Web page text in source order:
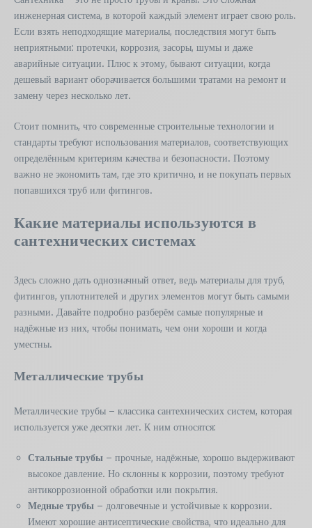
инженерная система, в которой каждый элемент играет свою роль.
Если взять неподходящие материалы, последствия могут быть
неприятными: протечки, коррозия, засоры, шумы и даже
аварийные ситуации. Плюс к этому, бывают ситуации, когда
дешевый вариант оборачивается большими тратами на ремонт и
замену через несколько лет.
Стоит помнить, что современные строительные технологии и
стандарты требуют использования материалов, соответствующих
определённым критериям качества и безопасности. Поэтому
важно не экономить там, где это критично, и не покупать первых
попавшихся труб или фитингов.
Какие материалы используются в
сантехнических системах
Здесь сложно дать однозначный ответ, ведь материалы для труб,
фитингов, уплотнителей и других элементов могут быть самыми
разными. Давайте подробно разберём самые популярные и
надёжные из них, чтобы понимать, чем они хороши и когда
уместны.
Металлические трубы
Металлические трубы – классика сантехнических систем, которая
используется уже десятки лет. К ним относятся:
Стальные трубы – прочные, надёжные, хорошо выдерживают
высокое давление. Но склонны к коррозии, поэтому требуют
антикоррозионной обработки или покрытия.
Медные трубы – долговечные и устойчивые к коррозии.
Имеют хорошие антисептические свойства, что идеально для